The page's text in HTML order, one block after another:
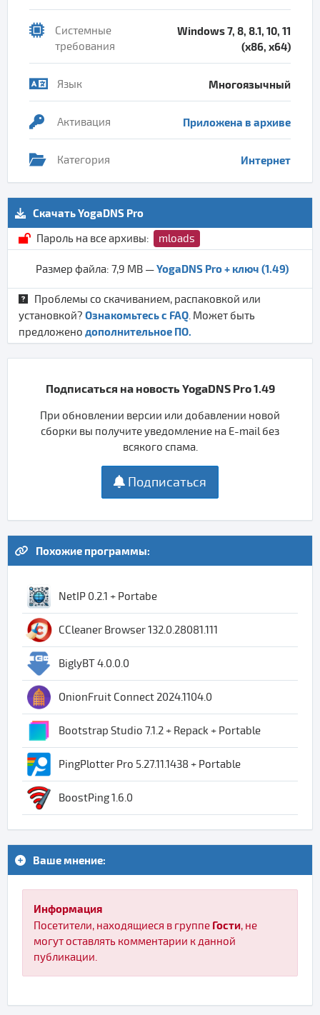
Системные
требования
Windows 7, 8, 8.1, 10, 11
(x86, x64)
Язык Многоязычный
Активация Приложена в архиве
Категория Интернет
Скачать YogaDNS Pro
Пароль на все архивы:
mloads
Размер файла: 7,9 MB —YogaDNS Pro + ключ (1.49)
Проблемы со скачиванием, распаковкой или
установкой? Ознакомьтесь с FAQ . Может быть
предложено дополнительное ПО.
Подписаться на новость YogaDNS Pro 1.49
При обновлении версии или добавлении новой
сборки вы получите уведомление на E-mail без
всякого спама.
Подписаться
Похожие программы:
NetIP 0.2.1 + Portabe
CCleaner Browser 132.0.28081.111
BiglyBT 4.0.0.0
OnionFruit Connect 2024.1104.0
Bootstrap Studio 7.1.2 + Repack + Portable
PingPlotter Pro 5.27.11.1438 + Portable
BoostPing 1.6.0
Ваше мнение:
Информация
Посетители, находящиеся в группе Гости, не
могут оставлять комментарии к данной
публикации.